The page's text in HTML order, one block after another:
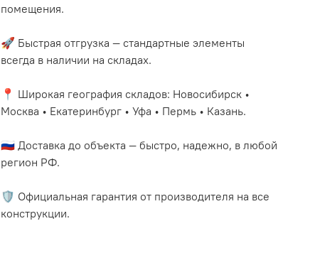
помещения.
🚀 Быстрая отгрузка — стандартные элементы
всегда в наличии на складах.
📍 Широкая география складов: Новосибирск •
Москва • Екатеринбург • Уфа • Пермь • Казань.
🇷🇺 Доставка до объекта — быстро, надежно, в любой
регион РФ.
🛡️ Официальная гарантия от производителя на все
конструкции.